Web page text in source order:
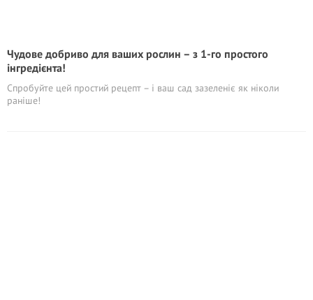
Чудове добриво для ваших рослин – з 1-го простого
інгредієнта!
Спробуйте цей простий рецепт – і ваш сад зазеленіє як ніколи
раніше!